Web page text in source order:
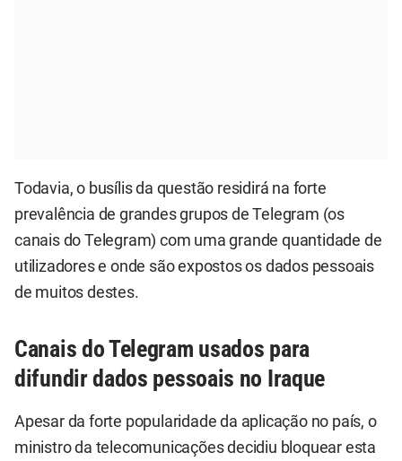
Todavia, o busílis da questão residirá na forte
prevalência de grandes grupos de Telegram (os
canais do Telegram) com uma grande quantidade de
utilizadores e onde são expostos os dados pessoais
de muitos destes.
Canais do Telegram usados para
difundir dados pessoais no Iraque
Apesar da forte popularidade da aplicação no país, o
ministro da telecomunicações decidiu bloquear esta